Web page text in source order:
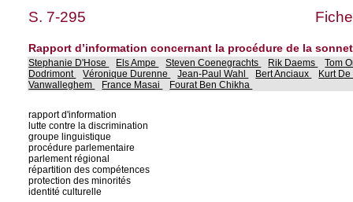
S. 7-295
Rapport d’information concernant la procédure de la
Stephanie D'Hose Els Ampe Steven Coenegrachts Rik Daems
Tom
Dodrimont
Véronique Durenne Jean-Paul Wahl Bert Anciaux
Kurt
Vanwalleghem
France Masai Fourat Ben Chikha
rapport d'information
lutte contre la discrimination
groupe linguistique
procédure parlementaire
parlement régional
répartition des compétences
protection des minorités
identité culturelle